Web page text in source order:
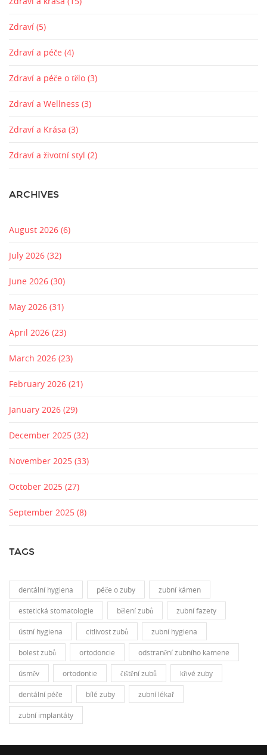
Zdraví (5)
Zdraví a péče (4)
Zdraví a péče o tělo (3)
Zdraví a Wellness (3)
Zdraví a Krása (3)
Zdraví a životní styl (2)
ARCHIVES
August 2026 (6)
July 2026 (32)
June 2026 (30)
May 2026 (31)
April 2026 (23)
March 2026 (23)
February 2026 (21)
January 2026 (29)
December 2025 (32)
November 2025 (33)
October 2025 (27)
September 2025 (8)
TAGS
dentální hygiena péče o zuby zubní kámen
estetická stomatologie bělení zubů zubní fazety
ústní hygiena citlivost zubů zubní hygiena
bolest zubů ortodoncie odstranění zubního kamene
úsměv ortodontie čištění zubů křivé zuby
dentální péče bílé zuby zubní lékař
zubní implantáty